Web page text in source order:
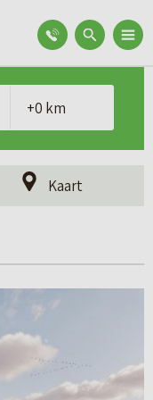
Kaart